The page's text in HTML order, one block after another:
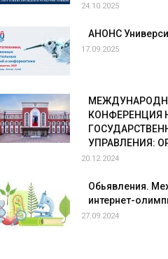
24.10.2025
АНОНС
17.09.2025
КОНФЕРЕНЦИЯ
УПРАВЛЕНИЯ:
20.12.2024
Обьявления.
интернет-
27.09.2024